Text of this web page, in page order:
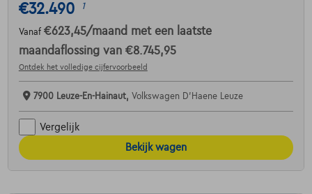
€32.490 1
Vanaf €623,45/maand met een laatste
maandaflossing van €8.745,95
Ontdek het volledige cijfervoorbeeld
7900 Leuze-En-Hainaut, Volkswagen D'Haene Leuze
Vergelijk
Bekijk wagen